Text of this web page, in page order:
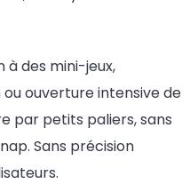
à des mini-jeux,
ouverture intensive de
par petits paliers, sans
Sans précision